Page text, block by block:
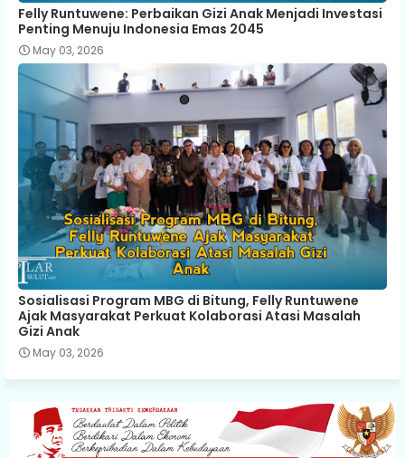
Felly Runtuwene: Perbaikan Gizi Anak Menjadi Investasi
Penting Menuju Indonesia Emas 2045
May 03, 2026
Sosialisasi Program MBG di Bitung, Felly Runtuwene
Ajak Masyarakat Perkuat Kolaborasi Atasi Masalah
Gizi Anak
May 03, 2026